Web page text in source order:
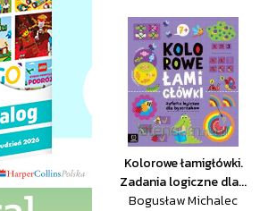
Kolorowe łamigłówki.
Zadania logiczne dla...
Bogusław Michalec